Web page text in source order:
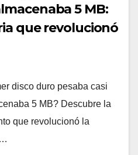
5 MB:
que revolucionó
disco duro pesaba casi
5 MB? Descubre la
que revolucionó la